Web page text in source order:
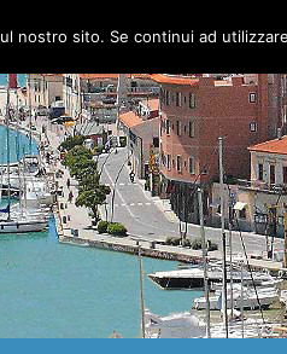
nostro sito. Se continui ad